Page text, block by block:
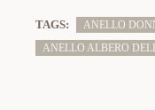
TAGS: ANELLO
ANELLO ALBERO